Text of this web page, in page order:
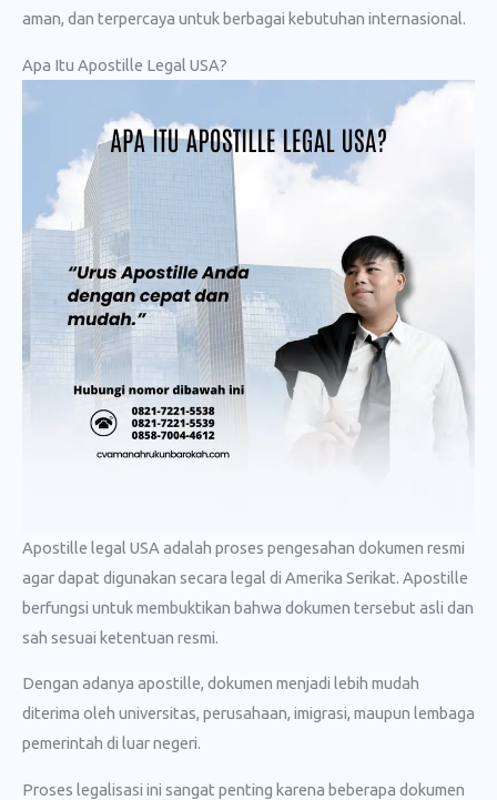
aman, dan terpercaya untuk berbagai kebutuhan internasional.
Apa Itu Apostille Legal USA?
Apostille legal USA adalah proses pengesahan dokumen resmi
agar dapat digunakan secara legal di Amerika Serikat. Apostille
berfungsi untuk membuktikan bahwa dokumen tersebut asli dan
sah sesuai ketentuan resmi.
Dengan adanya apostille, dokumen menjadi lebih mudah
diterima oleh universitas, perusahaan, imigrasi, maupun lembaga
pemerintah di luar negeri.
Proses legalisasi ini sangat penting karena beberapa dokumen